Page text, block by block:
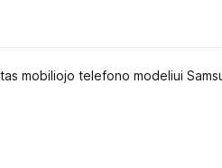
mobiliojo telefono modeliui